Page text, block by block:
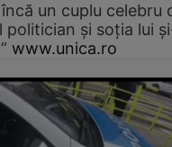
un cuplu celebru
politician și soția lui
www.unica.ro